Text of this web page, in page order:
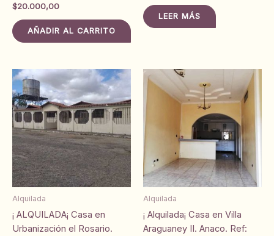
$20.000,00
AÑADIR AL CARRITO
LEER MÁS
Alquilada
¡ ALQUILADA¡ Casa en
Urbanización el Rosario.
Alquilada
¡ Alquilada¡ Casa en Villa
Araguaney II. Anaco. Ref: